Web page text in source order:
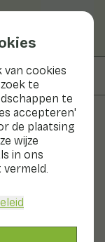
van cookies
te
te
accepteren'
de plaatsing
wijze
in ons
eetbaar